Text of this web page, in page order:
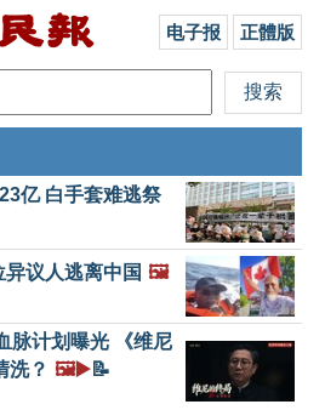
电子报 正體版
亿 白手套难逃祭
议人逃离中国 🖼️
脉计划曝光 《维尼
洗？ 🖼️▶️📝